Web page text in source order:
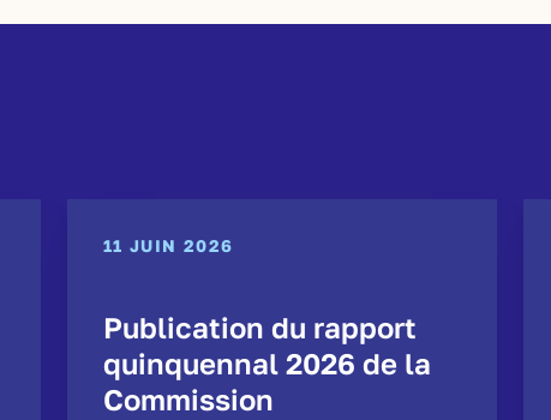
11 JUIN 2026
Publication du rapport
quinquennal 2026 de la
Commission